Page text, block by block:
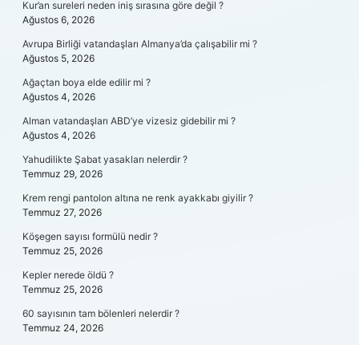
Kur’an sureleri neden iniş sırasına göre değil ?
Ağustos 6, 2026
Avrupa Birliği vatandaşları Almanya’da çalışabilir mi ?
Ağustos 5, 2026
Ağaçtan boya elde edilir mi ?
Ağustos 4, 2026
Alman vatandaşları ABD’ye vizesiz gidebilir mi ?
Ağustos 4, 2026
Yahudilikte Şabat yasakları nelerdir ?
Temmuz 29, 2026
Krem rengi pantolon altına ne renk ayakkabı giyilir ?
Temmuz 27, 2026
Köşegen sayısı formülü nedir ?
Temmuz 25, 2026
Kepler nerede öldü ?
Temmuz 25, 2026
60 sayısının tam bölenleri nelerdir ?
Temmuz 24, 2026